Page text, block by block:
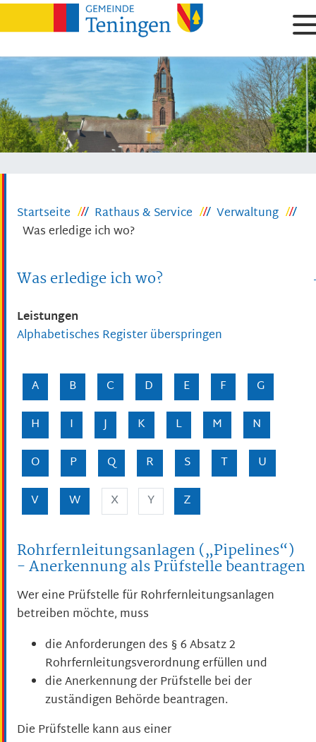
Startseite Rathaus & Service
Verwaltung
Was erledige ich wo?
Was erledige ich wo?
Leistungen
Alphabetisches Register überspringen
A B C D E F
G
H
I J K L M
N
O
P Q R S T
U
V
W X Y Z
Rohrfernleitungsanlagen („Pipelines“)
- Anerkennung als Prüfstelle beantragen
Wer eine Prüfstelle für Rohrfernleitungsanlagen
betreiben möchte, muss
die Anforderungen des § 6 Absatz 2
Rohrfernleitungsverordnung erfüllen und
die Anerkennung der Prüfstelle bei der
zuständigen Behörde beantragen.
Die Prüfstelle kann aus einer